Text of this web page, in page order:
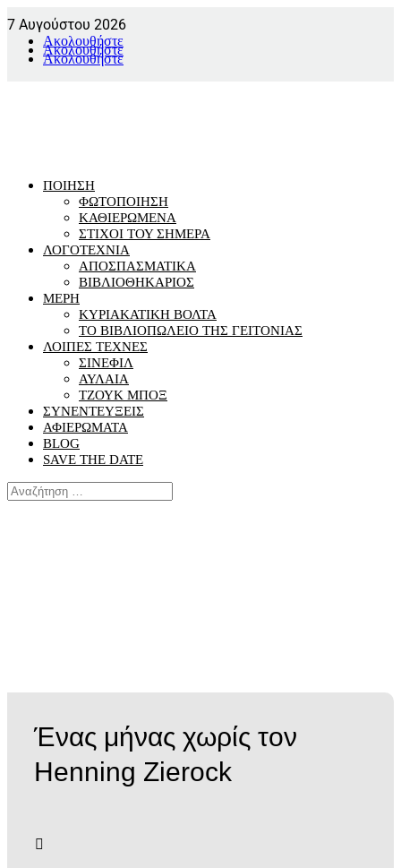
7 Αυγούστου 2026
Ακολουθήστε
Ακολουθήστε
Ακολουθήστε
ΠΟΙΗΣΗ
ΦΩΤΟΠΟΙΗΣΗ
ΚΑΘΙΕΡΩΜΕΝΑ
ΣΤΙΧΟΙ ΤΟΥ ΣΗΜΕΡΑ
ΛΟΓΟΤΕΧΝΙΑ
ΑΠΟΣΠΑΣΜΑΤΙΚΑ
ΒΙΒΛΙΟΘΗΚΑΡΙΟΣ
ΜΕΡΗ
ΚΥΡΙΑΚΑΤΙΚΗ ΒΟΛΤΑ
ΤΟ ΒΙΒΛΙΟΠΩΛΕΙΟ ΤΗΣ ΓΕΙΤΟΝΙΑΣ
ΛΟΙΠΕΣ ΤΕΧΝΕΣ
ΣΙΝΕΦΙΛ
ΑΥΛΑΙΑ
ΤΖΟΥΚ ΜΠΟΞ
ΣΥΝΕΝΤΕΥΞΕΙΣ
ΑΦΙΕΡΩΜΑΤΑ
BLOG
SAVE THE DATE
Ένας μήνας χωρίς τον
Henning Zierock
